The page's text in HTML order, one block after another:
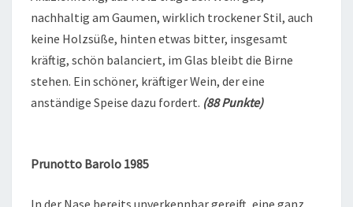
nachhaltig am Gaumen, wirklich trockener Stil, auch
keine Holzsüße, hinten etwas bitter, insgesamt
kräftig, schön balanciert, im Glas bleibt die Birne
stehen. Ein schöner, kräftiger Wein, der eine
anständige Speise dazu fordert. (88 Punkte)
Prunotto Barolo 1985
In der Nase bereits unverkennbar gereift, eine ganz